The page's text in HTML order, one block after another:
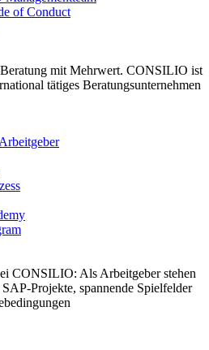
of Conduct
mit Mehrwert. CONSILIO ist
tätiges Beratungsunternehmen
CONSILIO: Als Arbeitgeber stehen
Projekte, spannende Spielfelder